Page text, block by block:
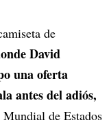
de
David
una oferta
antes del adiós,
de Estados